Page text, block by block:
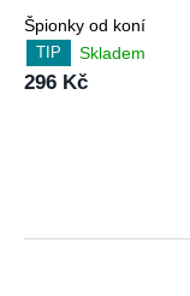
Špionky od koní
TIP Skladem
296 Kč